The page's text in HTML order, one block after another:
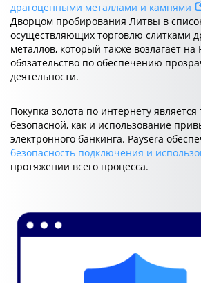
драгоценными металлами и камнями
Дворцом пробирования Литвы в
осуществляющих торговлю слитками
металлов, который также возлагает на
обязательство по обеспечению
деятельности.
Покупка золота по интернету является
безопасной, как и использование
электронного банкинга. Paysera
безопасность подключения и
протяжении всего процесса.